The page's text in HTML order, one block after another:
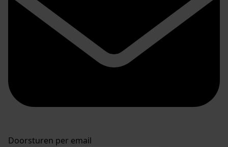
Doorsturen per email